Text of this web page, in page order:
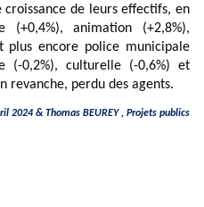
de leurs effectifs, en
animation (+2,8%),
plus encore police municipale
(-0,2%), culturelle (-0,6%) et
revanche, perdu des agents.
2024 & Thomas BEUREY, Projets publics